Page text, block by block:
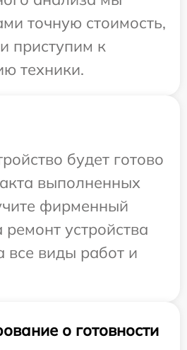
точную стоимость,
приступим к
техники.
будет готово
выполненных
фирменный
устройства
все виды работ и
о готовности